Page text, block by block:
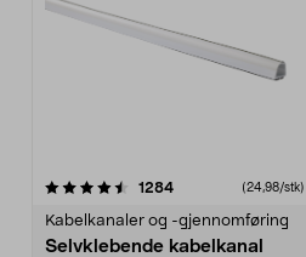
1284anmeldelser(24,98/stk)
Kabelkanaler og -gjennomføring
Selvklebende kabelkanal
4.5 av 5 stjerner